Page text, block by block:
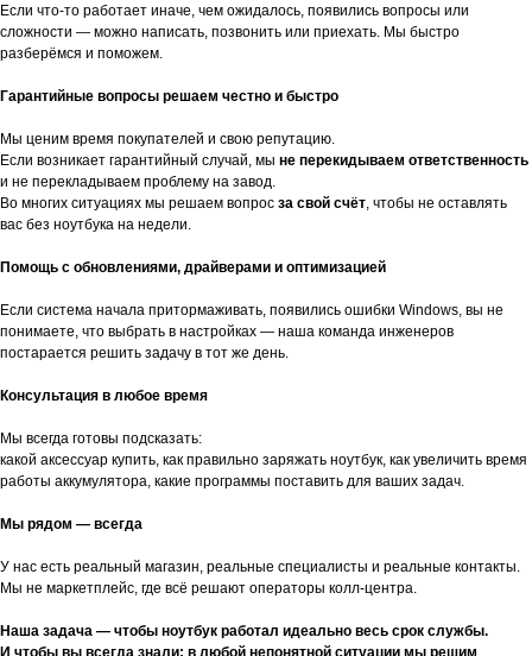
Если что-то работает иначе, чем ожидалось, появились вопросы или
сложности — можно написать, позвонить или приехать. Мы быстро
разберёмся и поможем.
Гарантийные вопросы решаем честно и быстро
Мы ценим время покупателей и свою репутацию.
Если возникает гарантийный случай, мы не перекидываем ответственность
и не перекладываем проблему на завод.
Во многих ситуациях мы решаем вопрос за свой счёт, чтобы не оставлять
вас без ноутбука на недели.
Помощь с обновлениями, драйверами и оптимизацией
Если система начала притормаживать, появились ошибки Windows, вы не
понимаете, что выбрать в настройках — наша команда инженеров
постарается решить задачу в тот же день.
Консультация в любое время
Мы всегда готовы подсказать:
какой аксессуар купить, как правильно заряжать ноутбук, как увеличить время
работы аккумулятора, какие программы поставить для ваших задач.
Мы рядом — всегда
У нас есть реальный магазин, реальные специалисты и реальные контакты.
Мы не маркетплейс, где всё решают операторы колл-центра.
Наша задача — чтобы ноутбук работал идеально весь срок службы.
И чтобы вы всегда знали: в любой непонятной ситуации мы решим